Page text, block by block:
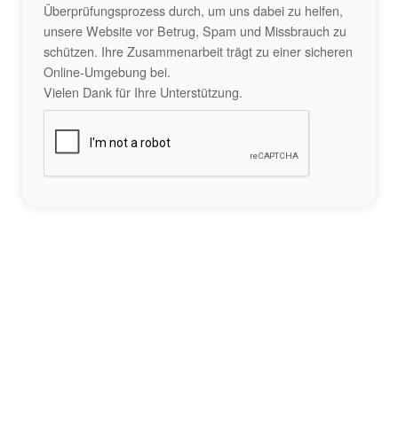
Überprüfungsprozess durch, um uns dabei zu helfen,
unsere Website vor Betrug, Spam und Missbrauch zu
schützen. Ihre Zusammenarbeit trägt zu einer sicheren
Online-Umgebung bei.
Vielen Dank für Ihre Unterstützung.